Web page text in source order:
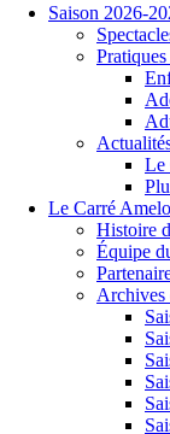
Saison 2026-
Le
Le Carré
Histoire
Équipe
Archives